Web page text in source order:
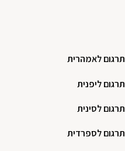
תרגום לאמהרית
תרגום ליפנית
תרגום לסינית
תרגום לספרדית